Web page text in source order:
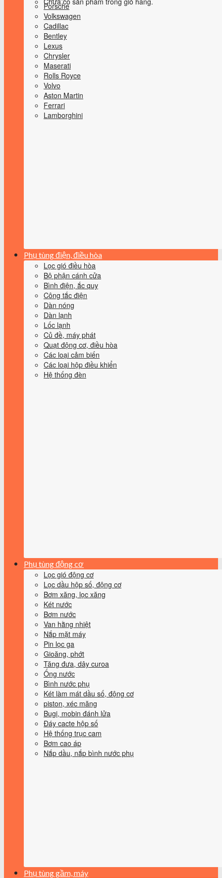
Porsche
Volkswagen
Cadillac
Bentley
Lexus
Chrysler
Maserati
Rolls Royce
Volvo
Aston Martin
Ferrari
Lamborghini
Phụ tùng điện, điều hòa
Lọc gió điều hòa
Bộ phận cánh cửa
Bình điện, ắc quy
Công tắc điện
Dàn nóng
Dàn lạnh
Lốc lạnh
Củ đề, máy phát
Quạt động cơ, điều hòa
Các loại cảm biến
Các loại hộp điều khiển
Hệ thống đèn
Phụ tùng động cơ
Lọc gió động cơ
Lọc dầu hộp số, động cơ
Bơm xăng, lọc xăng
Két nước
Bơm nước
Van hằng nhiệt
Nắp mặt máy
Pin lọc ga
Gioăng, phớt
Tăng đưa, dây curoa
Ống nước
Bình nước phụ
Két làm mát dầu số, động cơ
piston, xéc măng
Bugi, mobin đánh lửa
Đáy cacte hộp số
Hệ thống trục cam
Bơm cao áp
Nắp dầu, nắp bình nước phụ
Phụ tùng gầm, máy